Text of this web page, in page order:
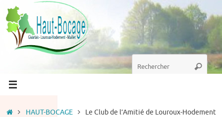
Passer
au
contenu
Recherche
pour
Accueil
HAUT-BOCAGE
Le Club de l’Amitié de Louroux-Hodement